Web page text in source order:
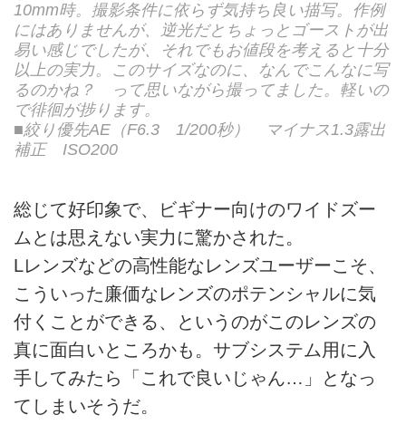
10mm時。撮影条件に依らず気持ち良い描写。作例
にはありませんが、逆光だとちょっとゴーストが出
易い感じでしたが、それでもお値段を考えると十分
以上の実力。このサイズなのに、なんでこんなに写
るのかね？ って思いながら撮ってました。軽いの
で徘徊が捗ります。
■絞り優先AE（F6.3 1/200秒） マイナス1.3露出
補正 ISO200
総じて好印象で、ビギナー向けのワイドズー
ムとは思えない実力に驚かされた。
Lレンズなどの高性能なレンズユーザーこそ、
こういった廉価なレンズのポテンシャルに気
付くことができる、というのがこのレンズの
真に面白いところかも。サブシステム用に入
手してみたら「これで良いじゃん…」となっ
てしまいそうだ。